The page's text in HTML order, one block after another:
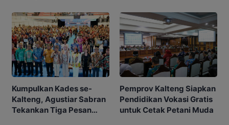
Kumpulkan Kades se-
Kalteng, Agustiar Sabran
Tekankan Tiga Pesan
Pemprov Kalteng Siapkan
Pendidikan Vokasi Gratis
untuk Cetak Petani Muda